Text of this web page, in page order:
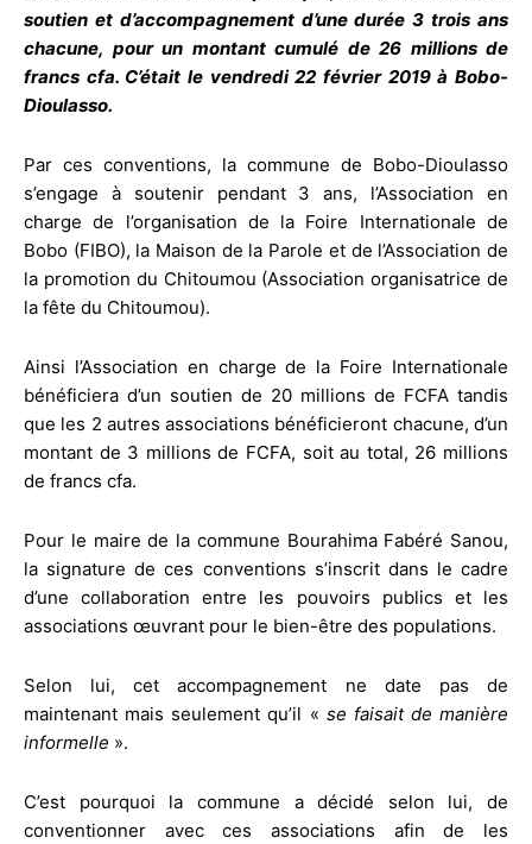
soutien et d’accompagnement d’une durée 3 trois ans
chacune, pour un montant cumulé de 26 millions de
francs cfa. C’était le vendredi 22 février 2019 à Bobo-
Dioulasso.
Par ces conventions, la commune de Bobo-Dioulasso
s’engage à soutenir pendant 3 ans, l’Association en
charge de l’organisation de la Foire Internationale de
Bobo (FIBO), la Maison de la Parole et de l’Association de
la promotion du Chitoumou (Association organisatrice de
la fête du Chitoumou).
Ainsi l’Association en charge de la Foire Internationale
bénéficiera d’un soutien de 20 millions de FCFA tandis
que les 2 autres associations bénéficieront chacune, d’un
montant de 3 millions de FCFA, soit au total, 26 millions
de francs cfa.
Pour le maire de la commune Bourahima Fabéré Sanou,
la signature de ces conventions s’inscrit dans le cadre
d’une collaboration entre les pouvoirs publics et les
associations œuvrant pour le bien-être des populations.
Selon lui, cet accompagnement ne date pas de
maintenant mais seulement qu’il « se faisait de manière
informelle ».
C’est pourquoi la commune a décidé selon lui, de
conventionner avec ces associations afin de les